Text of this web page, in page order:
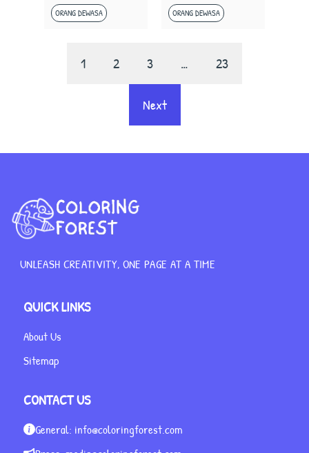
ORANG DEWASA ORANG DEWASA
1 2 3 … 23
Next
UNLEASH CREATIVITY, ONE PAGE AT A TIME
QUICK LINKS
About Us
Sitemap
CONTACT US
General: info@coloringforest.com